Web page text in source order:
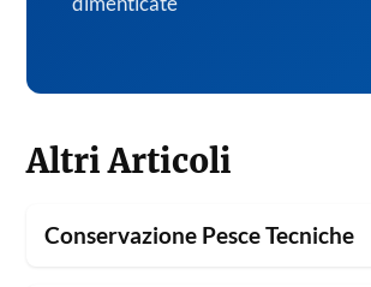
Altri Articoli
Conservazione Pesce Tecniche